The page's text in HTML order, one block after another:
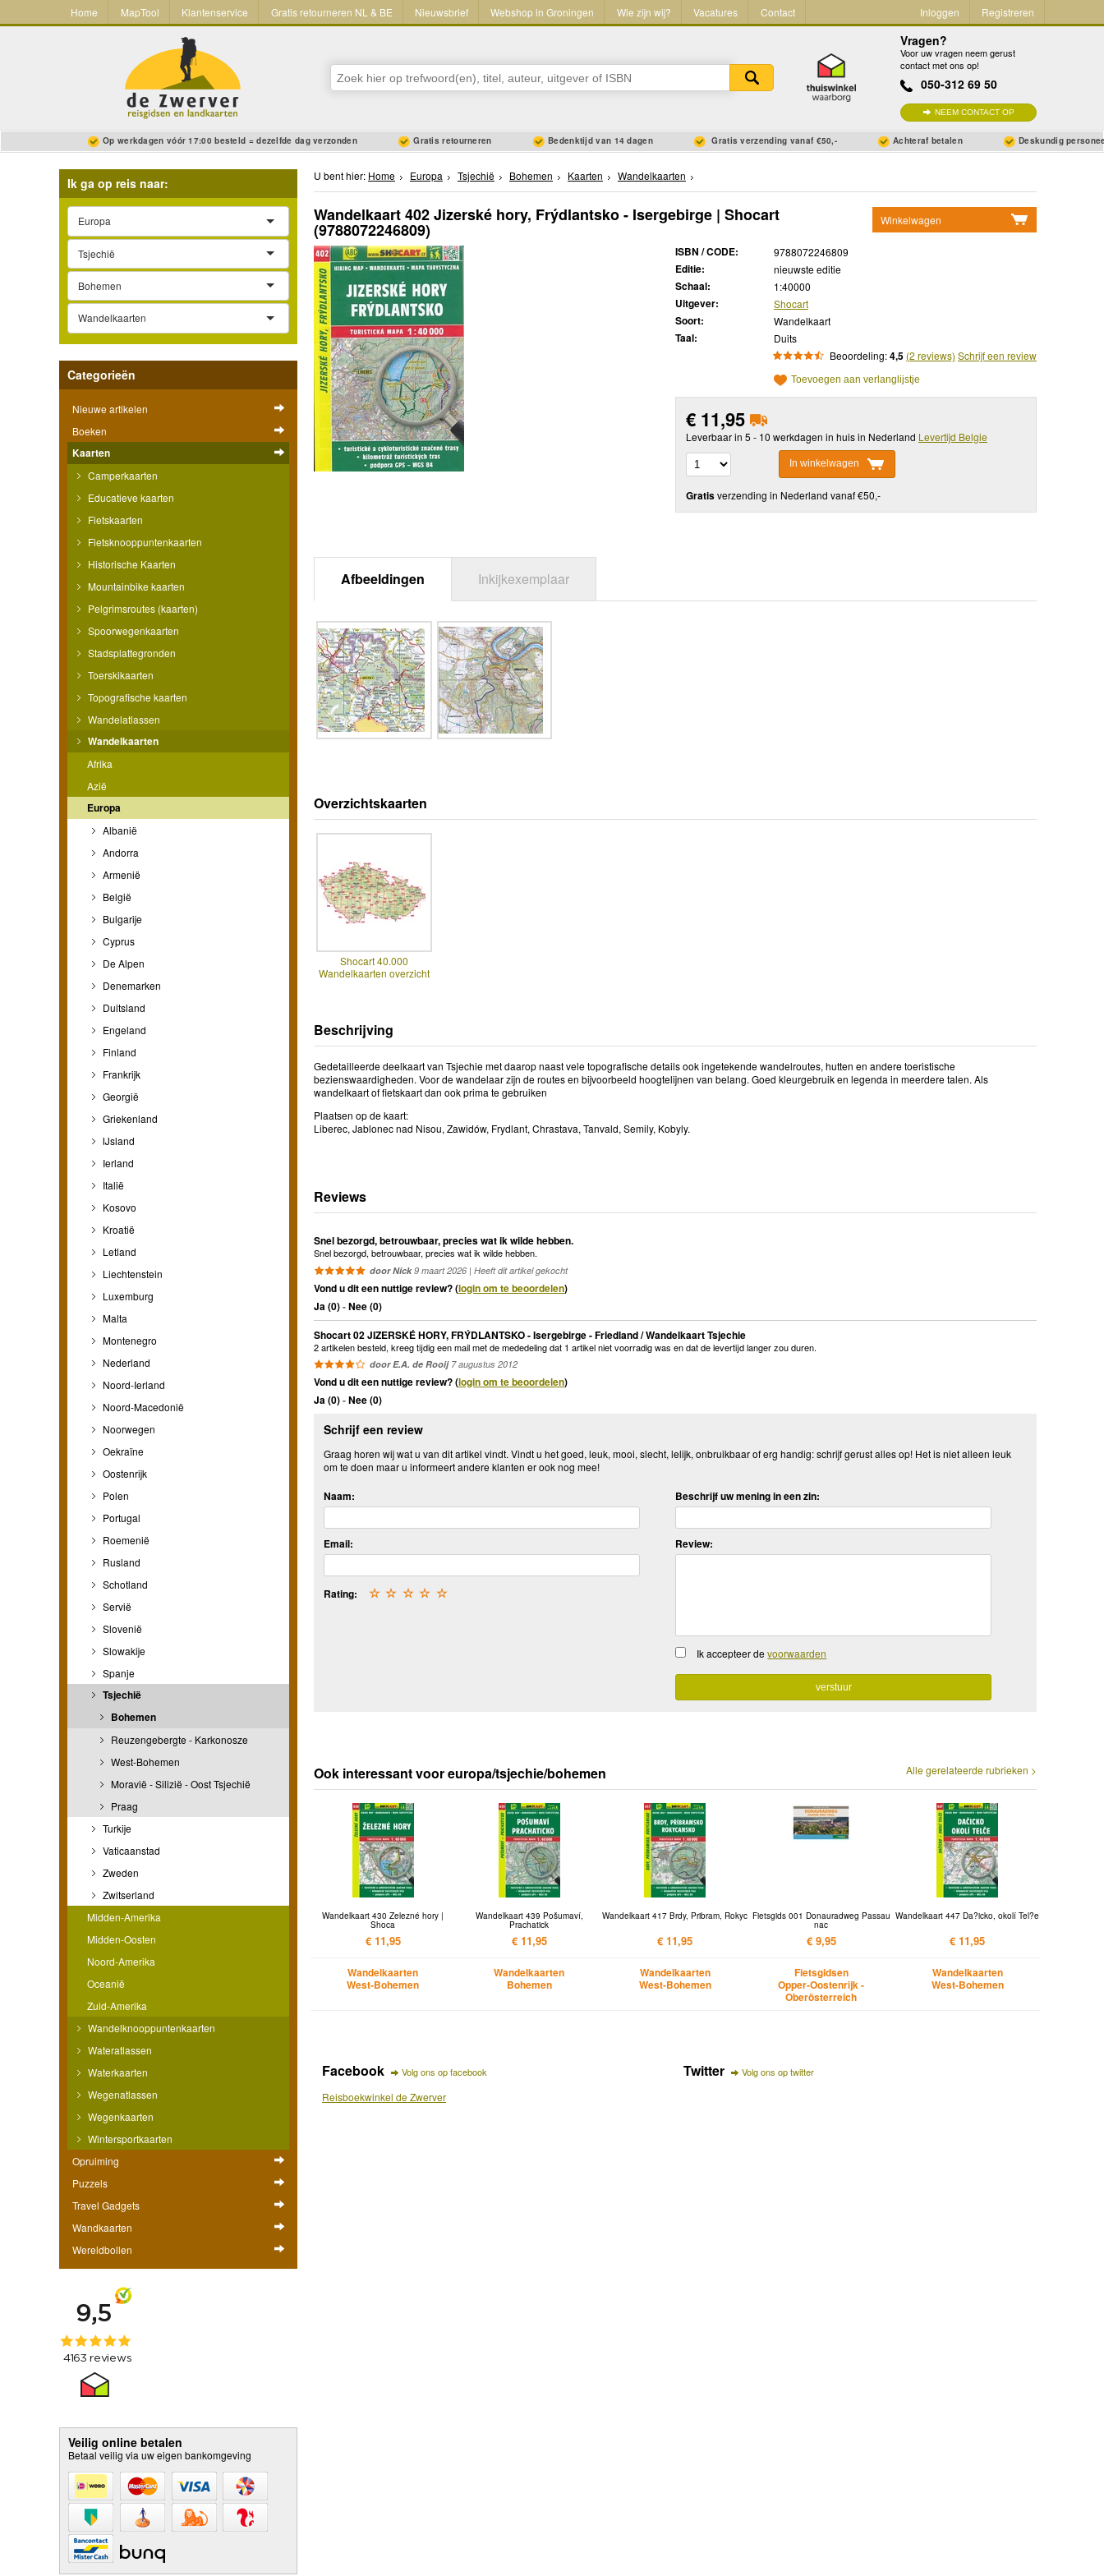
Home MapTool Klantenservice Gratis retourneren NL & BE Nieuwsbrief Webshop in Groningen Wie zijn wij? Vacatures Contact Inloggen Registreren
Vragen?
Voor uw vragen neem gerust
contact met ons op!
050-312 69 50
NEEM CONTACT OP
Op werkdagen vóór 17:00 besteld = dezelfde dag verzonden Gratis retourneren Bedenktijd van 14 dagen Gratis verzending vanaf €50,- Achteraf betalen Deskundig
Ik ga op reis naar:
Europa
Tsjechië
Bohemen
Wandelkaarten
Categorieën
Nieuwe artikelen
Boeken
Kaarten
Camperkaarten
Educatieve kaarten
Fietskaarten
Fietsknooppuntenkaarten
Historische Kaarten
Mountainbike kaarten
Pelgrimsroutes (kaarten)
Spoorwegenkaarten
Stadsplattegronden
Toerskikaarten
Topografische kaarten
Wandelatlassen
Wandelkaarten
Afrika
Azië
Europa
Albanië
Andorra
Armenië
België
Bulgarije
Cyprus
De Alpen
Denemarken
Duitsland
Engeland
Finland
Frankrijk
Georgië
Griekenland
IJsland
Ierland
Italië
Kosovo
Kroatië
Letland
Liechtenstein
Luxemburg
Malta
Montenegro
Nederland
Noord-Ierland
Noord-Macedonië
Noorwegen
Oekraïne
Oostenrijk
Polen
Portugal
Roemenië
Rusland
Schotland
Servië
Slovenië
Slowakije
Spanje
Tsjechië
Bohemen
Reuzengebergte - Karkonosze
West-Bohemen
Moravië - Silizië - Oost Tsjechië
Praag
Turkije
Vaticaanstad
Zweden
Zwitserland
Midden-Amerika
Midden-Oosten
Noord-Amerika
Oceanië
Zuid-Amerika
Wandelknooppuntenkaarten
Wateratlassen
Waterkaarten
Wegenatlassen
Wegenkaarten
Wintersportkaarten
Opruiming
Puzzels
Travel Gadgets
Wandkaarten
Wereldbollen
Veilig online betalen
Betaal veilig via uw eigen bankomgeving
U bent hier: Home Europa Tsjechië Bohemen Kaarten Wandelkaarten
Winkelwagen
Wandelkaart 402 Jizerské hory, Frýdlantsko - Isergebirge | Shocart
(9788072246809)
ISBN / CODE: 9788072246809
Editie: nieuwste editie
Schaal: 1:40000
Uitgever: Shocart
Soort: Wandelkaart
Taal:
Duits
Beoordeling:4,5 (2 reviews) Schrijf een review
Toevoegen aan verlanglijstje
€ 11,95
Leverbaar in 5 - 10 werkdagen in huis in Nederland Levertijd Belgie
In winkelwagen
Gratisverzending in Nederland vanaf €50,-
Afbeeldingen Inkijkexemplaar
Overzichtskaarten
Shocart 40.000
Wandelkaarten overzicht
Beschrijving
Gedetailleerde deelkaart van Tsjechie met daarop naast vele topografische details ook ingetekende wandelroutes, hutten en andere toeristische
bezienswaardigheden. Voor de wandelaar zijn de routes en bijvoorbeeld hoogtelijnen van belang. Goed kleurgebruik en legenda in meerdere talen. Als
wandelkaart of fietskaart dan ook prima te gebruiken
Plaatsen op de kaart:
Liberec, Jablonec nad Nisou, Zawidów, Frydlant, Chrastava, Tanvald, Semily, Kobyly.
Reviews
Snel bezorgd, betrouwbaar, precies wat ik wilde hebben.
Snel bezorgd, betrouwbaar, precies wat ik wilde hebben.
door Nick9 maart 2026 | Heeft dit artikel gekocht
Vond u dit een nuttige review? (login om te beoordelen)
Ja (0)-Nee (0)
Shocart 02 JIZERSKÉ HORY, FRÝDLANTSKO - Isergebirge - Friedland / Wandelkaart Tsjechie
2 artikelen besteld, kreeg tijdig een mail met de mededeling dat 1 artikel niet voorradig was en dat de levertijd langer zou duren.
door E.A. de Rooij7 augustus 2012
Vond u dit een nuttige review? (login om te beoordelen)
Ja (0)-Nee (0)
Schrijf een review
Graag horen wij wat u van dit artikel vindt. Vindt u het goed, leuk, mooi, slecht, lelijk, onbruikbaar of erg handig: schrijf gerust alles op! Het is niet alleen leuk
om te doen maar u informeert andere klanten er ook nog mee!
Naam:
Email:
Rating: ☆
☆
☆
☆
☆
Beschrijf uw mening in een zin:
Review:
Ik accepteer devoorwaarden
Alle gerelateerde rubrieken >
Ook interessant voor europa/tsjechie/bohemen
Wandelkaart 430 Železné hory |
Shoca
€ 11,95
Wandelkaarten
West-Bohemen
Wandelkaart 439 Pošumaví,
Prachatick
€ 11,95
Wandelkaarten
Bohemen
Wandelkaart 417 Brdy, Pribram, Rokyc
€ 11,95
Wandelkaarten
West-Bohemen
Fietsgids 001 Donauradweg Passau
nac
€ 9,95
Fietsgidsen
Opper-Oostenrijk -
Oberösterreich
Wandelkaart 447 Da?icko, okolí Tel?e
€ 11,95
Wandelkaarten
West-Bohemen
Facebook Volg ons op facebook
Reisboekwinkel de Zwerver
Twitter Volg ons op twitter